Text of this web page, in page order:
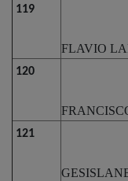
119
FLAVIO
120
121